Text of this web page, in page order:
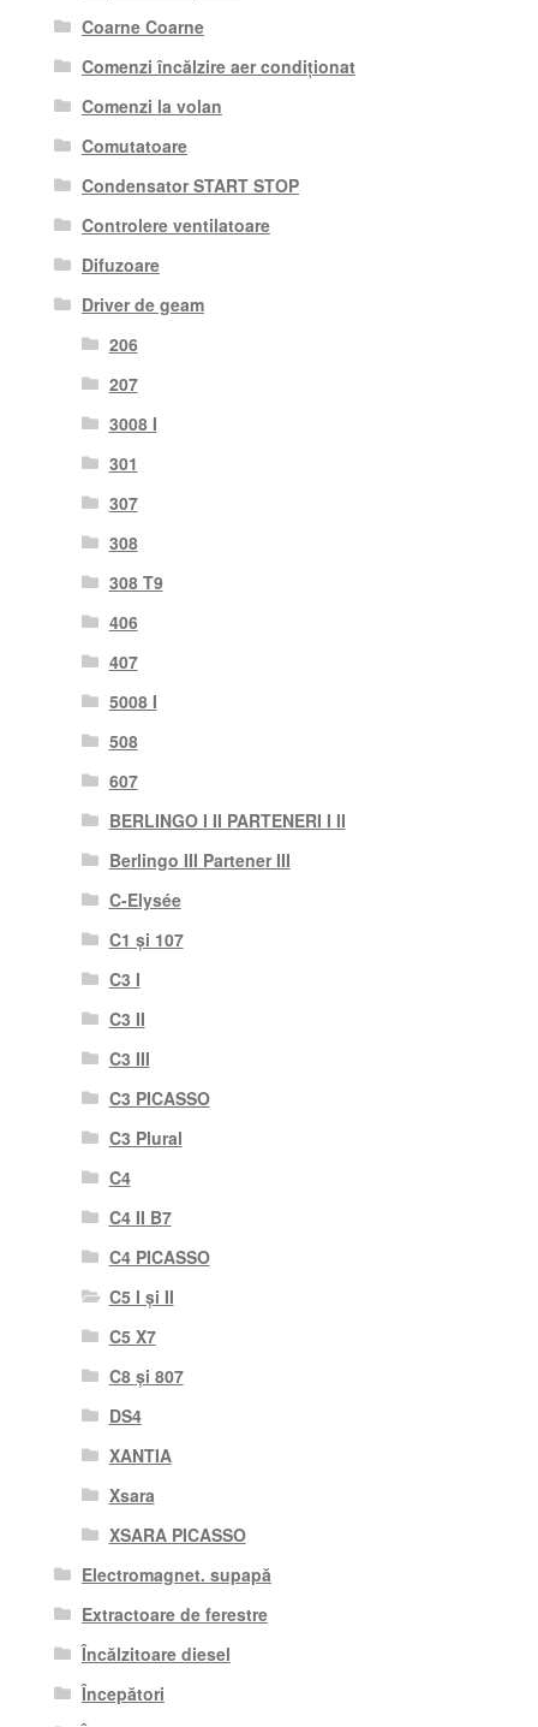
Coarne Coarne
Comenzi încălzire aer condiționat
Comenzi la volan
Comutatoare
Condensator START STOP
Controlere ventilatoare
Difuzoare
Driver de geam
206
207
3008 I
301
307
308
308 T9
406
407
5008 I
508
607
BERLINGO I II PARTENERI I II
Berlingo III Partener III
C-Elysée
C1 și 107
C3 I
C3 II
C3 III
C3 PICASSO
C3 Plural
C4
C4 II B7
C4 PICASSO
C5 I și II
C5 X7
C8 și 807
DS4
XANTIA
Xsara
XSARA PICASSO
Electromagnet. supapă
Extractoare de ferestre
Încălzitoare diesel
Începători